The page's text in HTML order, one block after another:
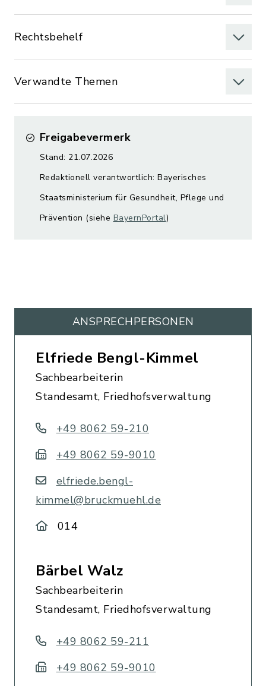
Rechtsbehelf
Verwandte Themen
Freigabevermerk
Stand: 21.07.2026
Redaktionell verantwortlich: Bayerisches
Staatsministerium für Gesundheit, Pflege und
Prävention (siehe BayernPortal)
ANSPRECHPERSONEN
Elfriede Bengl-Kimmel
Sachbearbeiterin
Standesamt, Friedhofsverwaltung
+49 8062 59-210
+49 8062 59-9010
elfriede.bengl-
kimmel@bruckmuehl.de
014
Bärbel Walz
Sachbearbeiterin
Standesamt, Friedhofsverwaltung
+49 8062 59-211
+49 8062 59-9010